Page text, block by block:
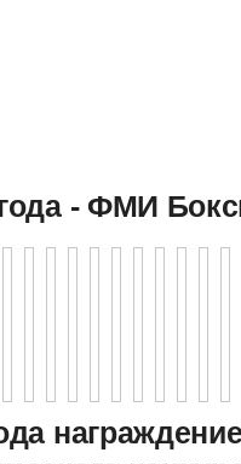
- ФМИ